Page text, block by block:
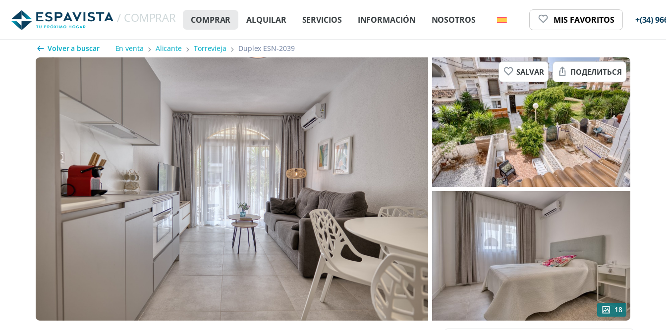
/ COMPRAR COMPRAR ALQUILAR SERVICIOS INFORMACIÓN NOSOTROS MIS FAVORITOS +(34)
Volver a buscar En venta Alicante Torrevieja Duplex ESN-2039
18
SALVAR ПОДЕЛИТЬСЯ